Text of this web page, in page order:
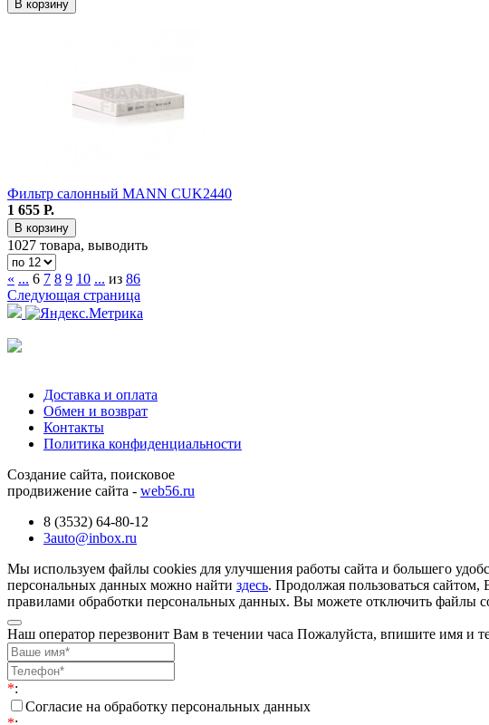
В корзину
Фильтр салонный MANN CUK2440
1 655 Р.
В корзину
1027 товара, выводить
« ... 6 7 8 9 10 ... из 86
Следующая страница
Доставка и оплата
Обмен и возврат
Контакты
Политика конфиденциальности
Создание сайта, поисковое
продвижение сайта - web56.ru
8 (3532) 64-80-12
3auto@inbox.ru
Мы используем файлы cookies для улучшения работы сайта и большего
персональных данных можно найти здесь. Продолжая пользоваться
правилами обработки персональных данных. Вы можете отключить файлы
Наш оператор перезвонит Вам в течении часа Пожалуйста, впишите имя и
*:
Согласие на обработку персональных данных